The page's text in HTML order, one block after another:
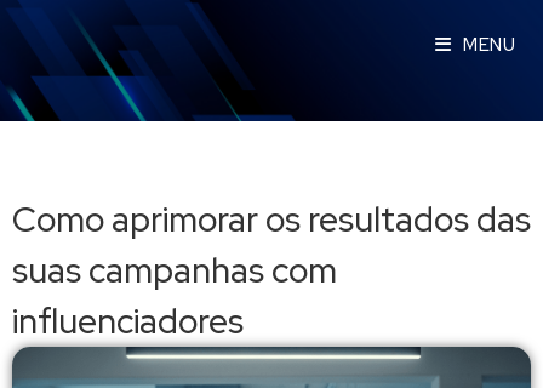
MENU
Como aprimorar os resultados das
suas campanhas com
influenciadores